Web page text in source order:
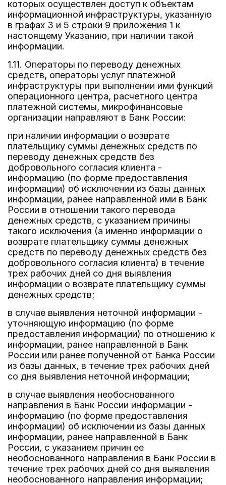
которых осуществлен доступ к объектам
информационной инфраструктуры, указанную
в графах 3 и 5 строки 9 приложения 1 к
настоящему Указанию, при наличии такой
информации.
1.11. Операторы по переводу денежных
средств, операторы услуг платежной
инфраструктуры при выполнении ими функций
операционного центра, расчетного центра
платежной системы, микрофинансовые
организации направляют в Банк России:
при наличии информации о возврате
плательщику суммы денежных средств по
переводу денежных средств без
добровольного согласия клиента -
информацию (по форме предоставления
информации) об исключении из базы данных
информации, ранее направленной ими в Банк
России в отношении такого перевода
денежных средств, с указанием причины
такого исключения (а именно информации о
возврате плательщику суммы денежных
средств по переводу денежных средств без
добровольного согласия клиента) в течение
трех рабочих дней со дня выявления
информации о возврате плательщику суммы
денежных средств;
в случае выявления неточной информации -
уточняющую информацию (по форме
предоставления информации) по отношению к
информации, ранее направленной в Банк
России или ранее полученной от Банка России
из базы данных, в течение трех рабочих дней
со дня выявления неточной информации;
в случае выявления необоснованного
направления в Банк России информации -
информацию (по форме предоставления
информации) об исключении из базы данных
информации, ранее направленной в Банк
России, с указанием причин ее
необоснованного направления в Банк России в
течение трех рабочих дней со дня выявления
необоснованного направления информации;